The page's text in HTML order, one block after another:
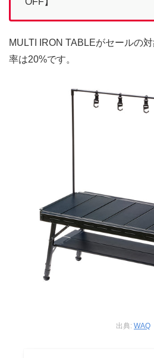
MULTI IRON TABLEがセールの
率は20%です。
出典: WAQ